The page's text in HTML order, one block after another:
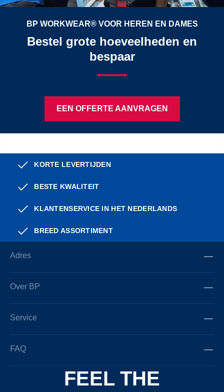
BP WORKWEAR® VOOR HEREN EN DAMES
Bestel grote hoeveelheden en
bespaar
EEN OFFERTE AANVRAGEN
KORTE LEVERTIJDEN
BESTE KWALITEIT
KLANTENSERVICE IN HET NEDERLANDS
BREED ASSORTIMENT
Adres
Over BP
Service
FAQ
FEEL THE